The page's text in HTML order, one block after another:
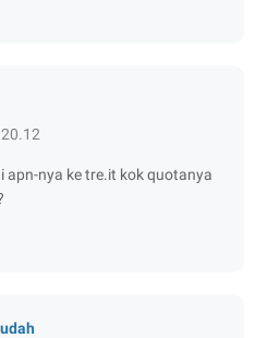
apn-nya ke tre.it kok quotanya